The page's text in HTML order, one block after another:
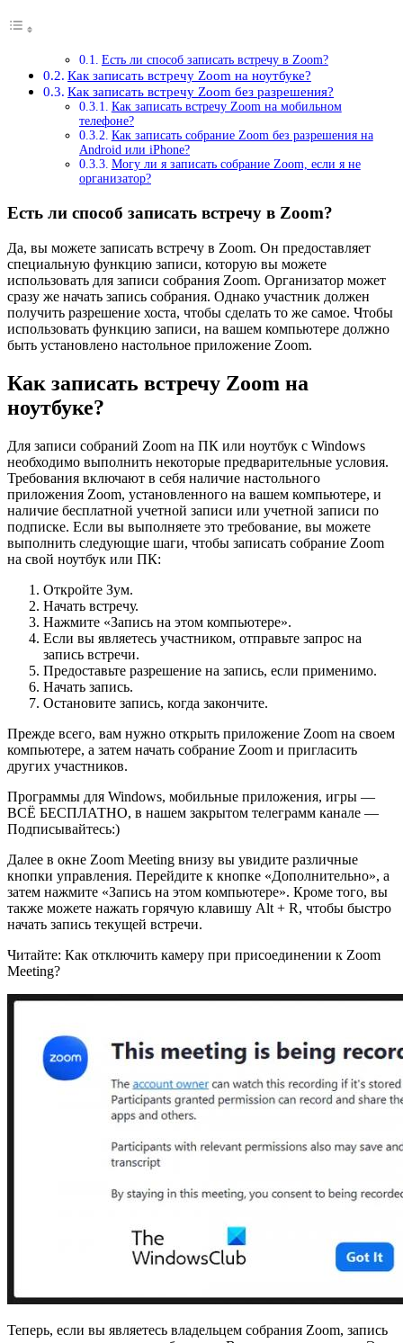
Есть ли способ записать встречу в Zoom?
Как записать встречу Zoom на ноутбуке?
Как записать встречу Zoom без разрешения?
Как записать встречу Zoom на мобильном
телефоне?
Как записать собрание Zoom без разрешения на
Android или iPhone?
Могу ли я записать собрание Zoom, если я не
организатор?
Есть ли способ записать встречу в Zoom?
Да, вы можете записать встречу в Zoom. Он предоставляет
специальную функцию записи, которую вы можете
использовать для записи собрания Zoom. Организатор может
сразу же начать запись собрания. Однако участник должен
получить разрешение хоста, чтобы сделать то же самое. Чтобы
использовать функцию записи, на вашем компьютере должно
быть установлено настольное приложение Zoom.
Как записать встречу Zoom на
ноутбуке?
Для записи собраний Zoom на ПК или ноутбук с Windows
необходимо выполнить некоторые предварительные условия.
Требования включают в себя наличие настольного
приложения Zoom, установленного на вашем компьютере, и
наличие бесплатной учетной записи или учетной записи по
подписке. Если вы выполняете это требование, вы можете
выполнить следующие шаги, чтобы записать собрание Zoom
на свой ноутбук или ПК:
Откройте Зум.
Начать встречу.
Нажмите «Запись на этом компьютере».
Если вы являетесь участником, отправьте запрос на
запись встречи.
Предоставьте разрешение на запись, если применимо.
Начать запись.
Остановите запись, когда закончите.
Прежде всего, вам нужно открыть приложение Zoom на своем
компьютере, а затем начать собрание Zoom и пригласить
других участников.
Программы для Windows, мобильные приложения, игры —
ВСЁ БЕСПЛАТНО, в нашем закрытом телеграмм канале —
Подписывайтесь:)
Далее в окне Zoom Meeting внизу вы увидите различные
кнопки управления. Перейдите к кнопке «Дополнительно», а
затем нажмите «Запись на этом компьютере». Кроме того, вы
также можете нажать горячую клавишу Alt + R, чтобы быстро
начать запись текущей встречи.
Читайте: Как отключить камеру при присоединении к Zoom
Meeting?
Теперь, если вы являетесь владельцем собрания Zoom, запись